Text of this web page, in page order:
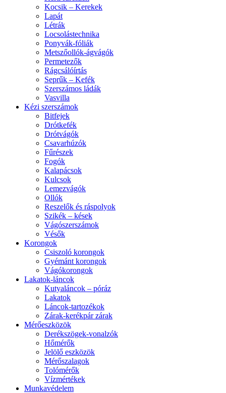
Kocsik – Kerekek
Lapát
Létrák
Locsolástechnika
Ponyvák-fóliák
Metszőollók-ágvágók
Permetezők
Rágcsálóírtás
Seprűk – Kefék
Szerszámos ládák
Vasvilla
Kézi szerszámok
Bitfejek
Drótkefék
Drótvágók
Csavarhúzók
Fűrészek
Fogók
Kalapácsok
Kulcsok
Lemezvágók
Ollók
Reszelők és ráspolyok
Szikék – kések
Vágószerszámok
Vésők
Korongok
Csiszoló korongok
Gyémánt korongok
Vágókorongok
Lakatok-láncok
Kutyaláncok – póráz
Lakatok
Láncok-tartozékok
Zárak-kerékpár zárak
Mérőeszközök
Derékszögek-vonalzók
Hőmérők
Jelölő eszközök
Mérőszalagok
Tolómérők
Vízmértékek
Munkavédelem